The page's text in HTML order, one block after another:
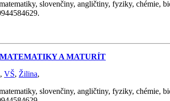
slovenčiny, angličtiny, fyziky, chémie,
A MATURÍT
, VŠ, Žilina,
slovenčiny, angličtiny, fyziky, chémie,